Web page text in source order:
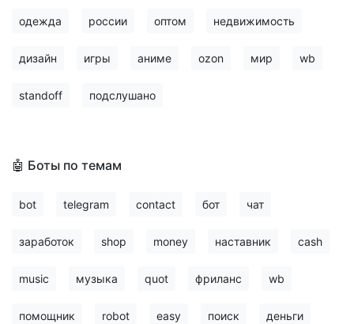
одежда россии оптом недвижимость
дизайн игры аниме ozon мир wb
standoff подслушано
🤖 Боты по темам
bot telegram contact бот чат
заработок shop money наставник cash
music музыка quot фриланс wb
помощник robot easy поиск деньги